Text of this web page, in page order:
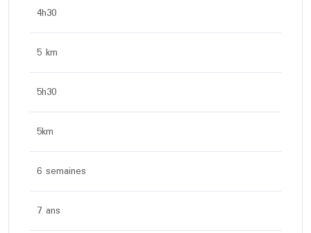
4h30
5 km
5h30
5km
6 semaines
7 ans